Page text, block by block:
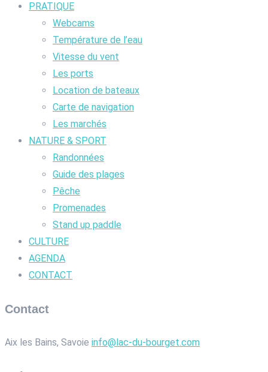
PRATIQUE
Webcams
Température de l’eau
Vitesse du vent
Les ports
Location de bateaux
Carte de navigation
Les marchés
NATURE & SPORT
Randonnées
Guide des plages
Pêche
Promenades
Stand up paddle
CULTURE
AGENDA
CONTACT
Contact
Aix les Bains, Savoie info@lac-du-bourget.com